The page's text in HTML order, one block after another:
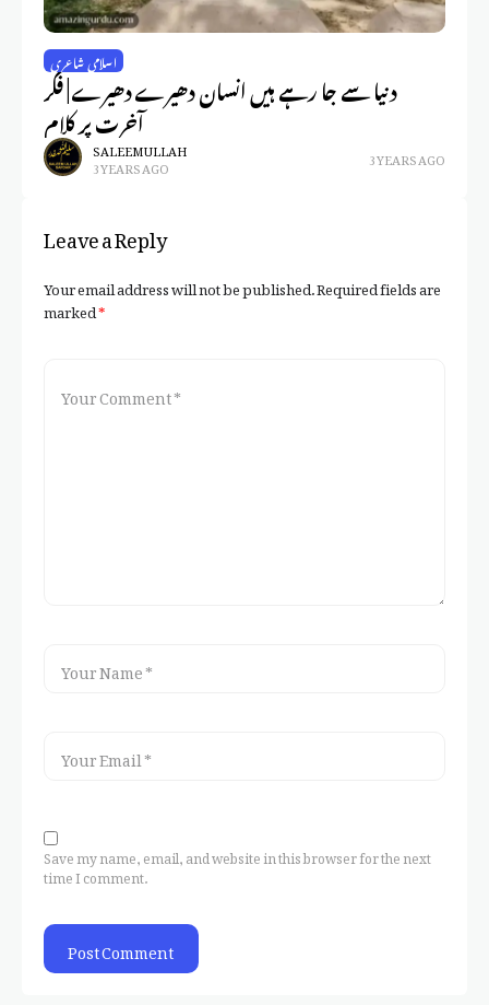
اسلامی شاعری
دنیا سے جا رہے ہیں انسان دھیرے دھیرے | فکر
آخرت پر کلام
SALEEM ULLAH
3 YEARS AGO 3 YEARS AGO
Leave a Reply
Your email address will not be published.Required fields are
marked*
Save my name, email, and website in this browser for the next
time I comment.